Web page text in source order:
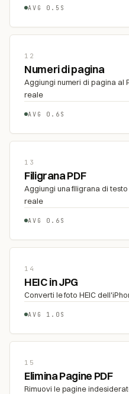
AVG 0.5S
12
Numeri di pagina
Aggiungi numeri di pagina al
reale
AVG 0.6S
13
Filigrana PDF
Aggiungi una filigrana di
reale
AVG 0.6S
14
HEIC in JPG
Converti le foto HEIC
AVG 1.0S
15
Elimina Pagine PDF
Rimuovi le pagine